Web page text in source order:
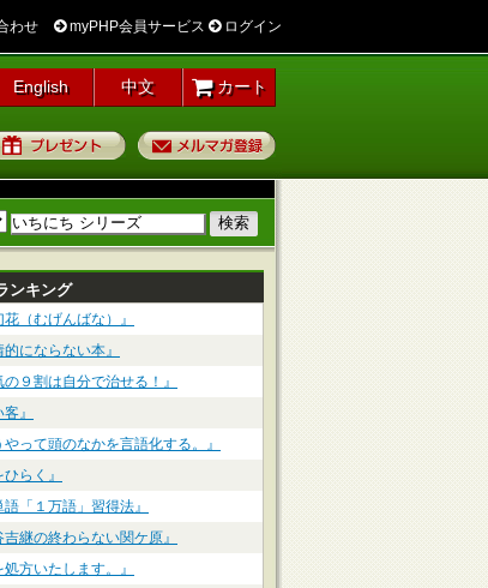
わせ myPHP会員サービス ログイン
English 中文 カート
プレゼント
ンキング
花（むげんばな）』
的にならない本』
の９割は自分で治せる！』
客』
やって頭のなかを言語化する。』
ひらく』
語「１万語」習得法』
吉継の終わらない関ケ原』
処方いたします。』